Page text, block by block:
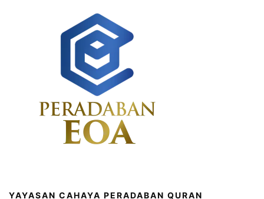
YAYASAN CAHAYA PERADABAN QURAN